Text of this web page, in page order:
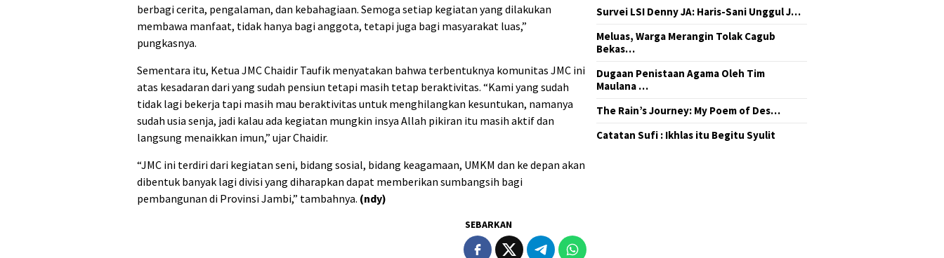
berbagi cerita, pengalaman, dan kebahagiaan. Semoga setiap kegiatan yang dilakukan
membawa manfaat, tidak hanya bagi anggota, tetapi juga bagi masyarakat luas,”
pungkasnya.
Sementara itu, Ketua JMC Chaidir Taufik menyatakan bahwa terbentuknya komunitas JMC ini
atas kesadaran dari yang sudah pensiun tetapi masih tetap beraktivitas. “Kami yang sudah
tidak lagi bekerja tapi masih mau beraktivitas untuk menghilangkan kesuntukan, namanya
sudah usia senja, jadi kalau ada kegiatan mungkin insya Allah pikiran itu masih aktif dan
langsung menaikkan imun,” ujar Chaidir.
“JMC ini terdiri dari kegiatan seni, bidang sosial, bidang keagamaan, UMKM dan ke depan akan
dibentuk banyak lagi divisi yang diharapkan dapat memberikan sumbangsih bagi
pembangunan di Provinsi Jambi,” tambahnya. (ndy)
SEBARKAN
Survei LSI Denny JA: Haris-Sani Unggul J…
Meluas, Warga Merangin Tolak Cagub
Bekas…
Dugaan Penistaan Agama Oleh Tim
Maulana …
The Rain’s Journey: My Poem of Des…
Catatan Sufi : Ikhlas itu Begitu Syulit